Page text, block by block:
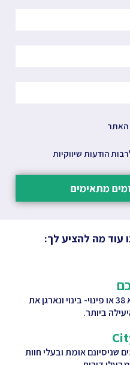
האתר
הודעות שיווקיות
מתאימים
עוד מה להציע לך:
נגבש איתכם תוכנית תמ"א 38 או פינוי- בינוי ונארגן את
ביותר.
שניסיונם אומת ובעלי חוות